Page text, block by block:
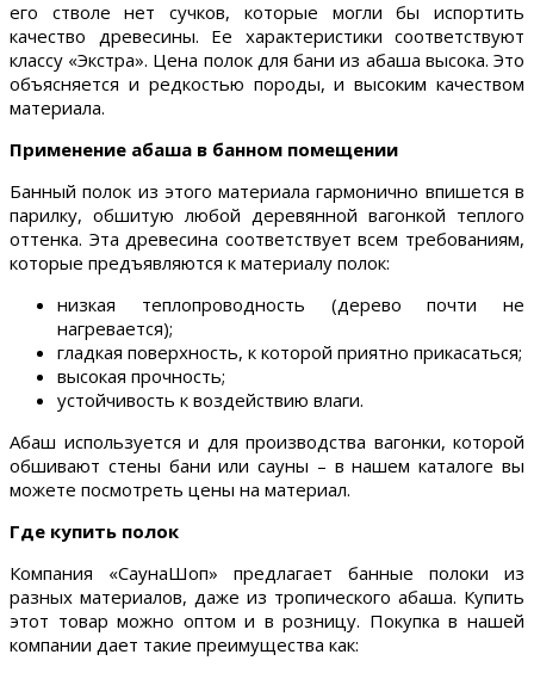
его стволе нет сучков, которые могли бы испортить
качество древесины. Ее характеристики соответствуют
классу «Экстра». Цена полок для бани из абаша высока. Это
объясняется и редкостью породы, и высоким качеством
материала.
Применение абаша в банном помещении
Банный полок из этого материала гармонично впишется в
парилку, обшитую любой деревянной вагонкой теплого
оттенка. Эта древесина соответствует всем требованиям,
которые предъявляются к материалу полок:
низкая теплопроводность (дерево почти не
нагревается);
гладкая поверхность, к которой приятно прикасаться;
высокая прочность;
устойчивость к воздействию влаги.
Абаш используется и для производства вагонки, которой
обшивают стены бани или сауны – в нашем каталоге вы
можете посмотреть цены на материал.
Где купить полок
Компания «СаунаШоп» предлагает банные полоки из
разных материалов, даже из тропического абаша. Купить
этот товар можно оптом и в розницу. Покупка в нашей
компании дает такие преимущества как: